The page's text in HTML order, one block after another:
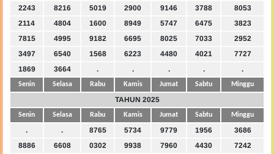
2243
8216 5019 2900 9146 3788
8053
2114
4804 1600 8949 5747 6475
3823
7815
4995 9182 6695 8025 7033
2952
3497
6540 1568 6223 4480 4021
7727
1869
3664 . . . . .
Senin Selasa Rabu Kamis Jumat Sabtu Minggu
TAHUN 2025
Senin Selasa Rabu Kamis Jumat Sabtu Minggu
. . 8765 5734 9779 1956
3686
8886
6608 0302 9938 7960 4430
7242